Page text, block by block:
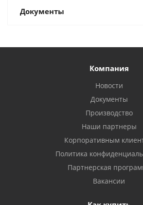
Документы
Компания
Новости
Документы
Производство
Наши партнеры
Корпоративным
Политика
Партнерская
Вакансии